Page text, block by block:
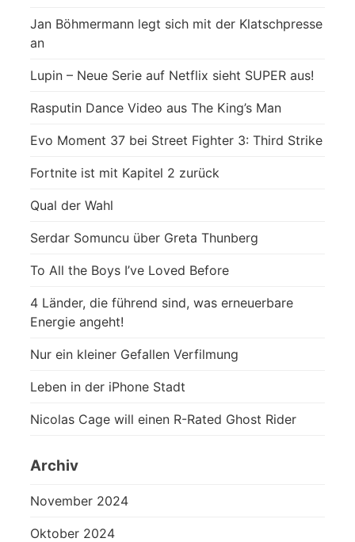
Jan Böhmermann legt sich mit der Klatschpresse
an
Lupin – Neue Serie auf Netflix sieht SUPER aus!
Rasputin Dance Video aus The King’s Man
Evo Moment 37 bei Street Fighter 3: Third Strike
Fortnite ist mit Kapitel 2 zurück
Qual der Wahl
Serdar Somuncu über Greta Thunberg
To All the Boys I’ve Loved Before
4 Länder, die führend sind, was erneuerbare
Energie angeht!
Nur ein kleiner Gefallen Verfilmung
Leben in der iPhone Stadt
Nicolas Cage will einen R-Rated Ghost Rider
Archiv
November 2024
Oktober 2024